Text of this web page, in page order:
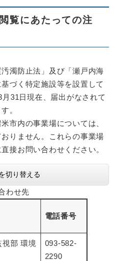
覧にあたっての注
濁防止法」及び「瀬戸内海
づく特定施設等を設置して
31日現在、届出がなされて
。
市内の事業場については、
りません。これらの事業場
接お問い合わせください。
切り替える
わせ先
電話番号
視部 環境
093-582-
2290